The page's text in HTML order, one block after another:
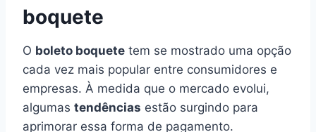
boquete
O boleto boquete tem se mostrado uma opção
cada vez mais popular entre consumidores e
empresas. À medida que o mercado evolui,
algumas tendências estão surgindo para
aprimorar essa forma de pagamento.